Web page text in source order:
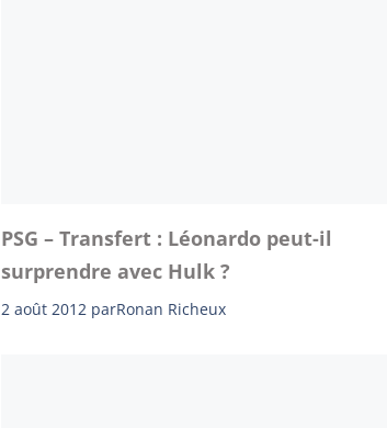
PSG – Transfert : Léonardo peut-il
surprendre avec Hulk ?
2 août 2012 parRonan Richeux